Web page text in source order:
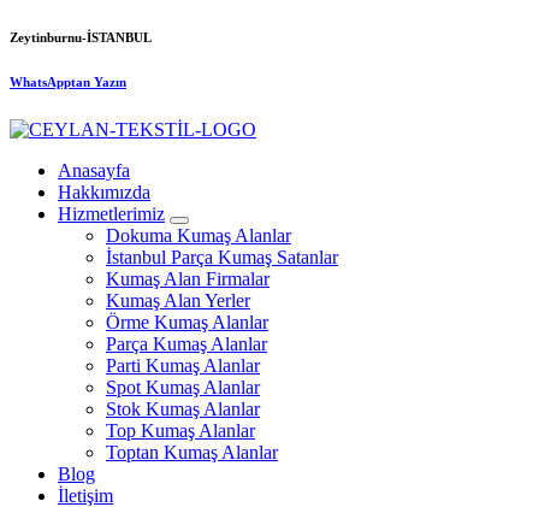
Skip
content
Zeytinburnu-İSTANBUL
WhatsApptan Yazın
Anasayfa
Hakkımızda
Hizmetlerimiz
Dokuma Kumaş Alanlar
İstanbul Parça Kumaş Satanlar
Kumaş Alan Firmalar
Kumaş Alan Yerler
Örme Kumaş Alanlar
Parça Kumaş Alanlar
Parti Kumaş Alanlar
Spot Kumaş Alanlar
Stok Kumaş Alanlar
Top Kumaş Alanlar
Toptan Kumaş Alanlar
Blog
İletişim